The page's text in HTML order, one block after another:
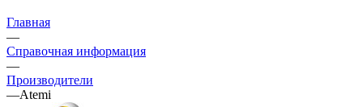
Главная
—
Справочная информация
—
Производители
—Atemi